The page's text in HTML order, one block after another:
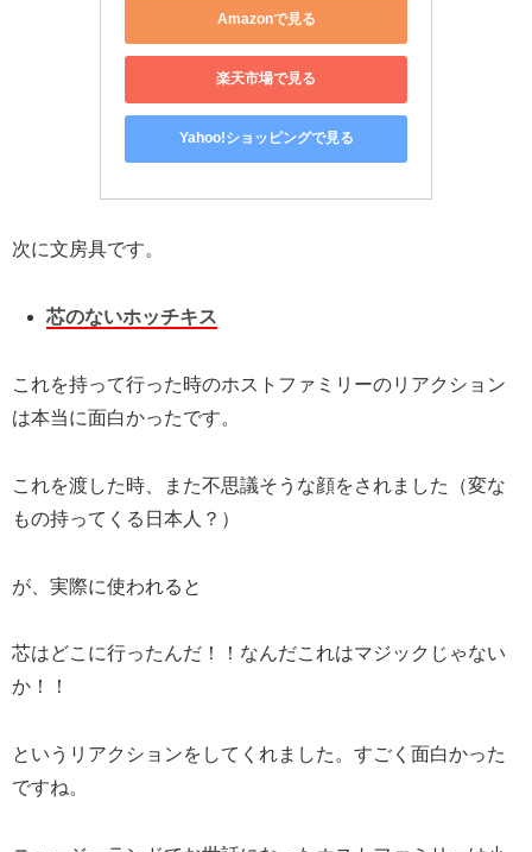
Amazonで見る
楽天市場で見る
Yahoo!ショッピングで見る
次に文房具です。
芯のないホッチキス
これを持って行った時のホストファミリーのリアクション
は本当に面白かったです。
これを渡した時、また不思議そうな顔をされました（変な
もの持ってくる日本人？）
が、実際に使われると
芯はどこに行ったんだ！！なんだこれはマジックじゃない
か！！
というリアクションをしてくれました。すごく面白かった
ですね。